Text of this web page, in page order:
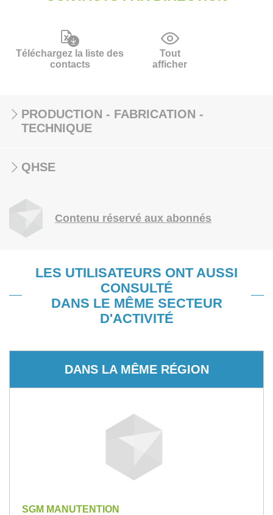
Téléchargez la liste des
contacts
Tout
afficher
PRODUCTION - FABRICATION -
TECHNIQUE
QHSE
Contenu réservé aux abonnés
LES UTILISATEURS ONT AUSSI
CONSULTÉ
DANS LE MÊME SECTEUR
D'ACTIVITÉ
DANS LA MÊME RÉGION
SGM MANUTENTION